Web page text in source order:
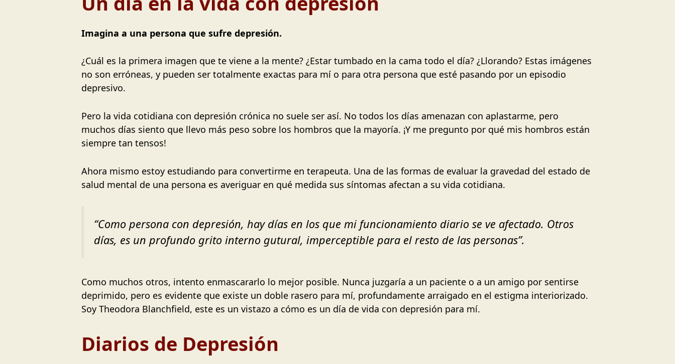
Imagina a una persona que sufre depresión.
¿Cuál es la primera imagen que te viene a la mente? ¿Estar tumbado en la cama todo el día? ¿Llorando? Estas imágenes
no son erróneas, y pueden ser totalmente exactas para mí o para otra persona que esté pasando por un episodio
depresivo.
Pero la vida cotidiana con depresión crónica no suele ser así. No todos los días amenazan con aplastarme, pero
muchos días siento que llevo más peso sobre los hombros que la mayoría. ¡Y me pregunto por qué mis hombros están
siempre tan tensos!
Ahora mismo estoy estudiando para convertirme en terapeuta. Una de las formas de evaluar la gravedad del estado de
salud mental de una persona es averiguar en qué medida sus síntomas afectan a su vida cotidiana.
“Como persona con depresión, hay días en los que mi funcionamiento diario se ve afectado. Otros
días, es un profundo grito interno gutural, imperceptible para el resto de las personas”.
Como muchos otros, intento enmascararlo lo mejor posible. Nunca juzgaría a un paciente o a un amigo por sentirse
deprimido, pero es evidente que existe un doble rasero para mí, profundamente arraigado en el estigma interiorizado.
Soy Theodora Blanchfield, este es un vistazo a cómo es un día de vida con depresión para mí.
Diarios de Depresión